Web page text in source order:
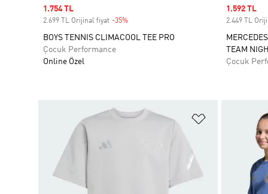
Sale price
1.754 TL
2.699 TL Orijinal fiyat -35%
BOYS TENNIS CLIMACOOL TEE PRO
Çocuk Performance
Online Özel
Sale price
1.592 TL
2.449 TL
TEAM
Çocuk
Favori